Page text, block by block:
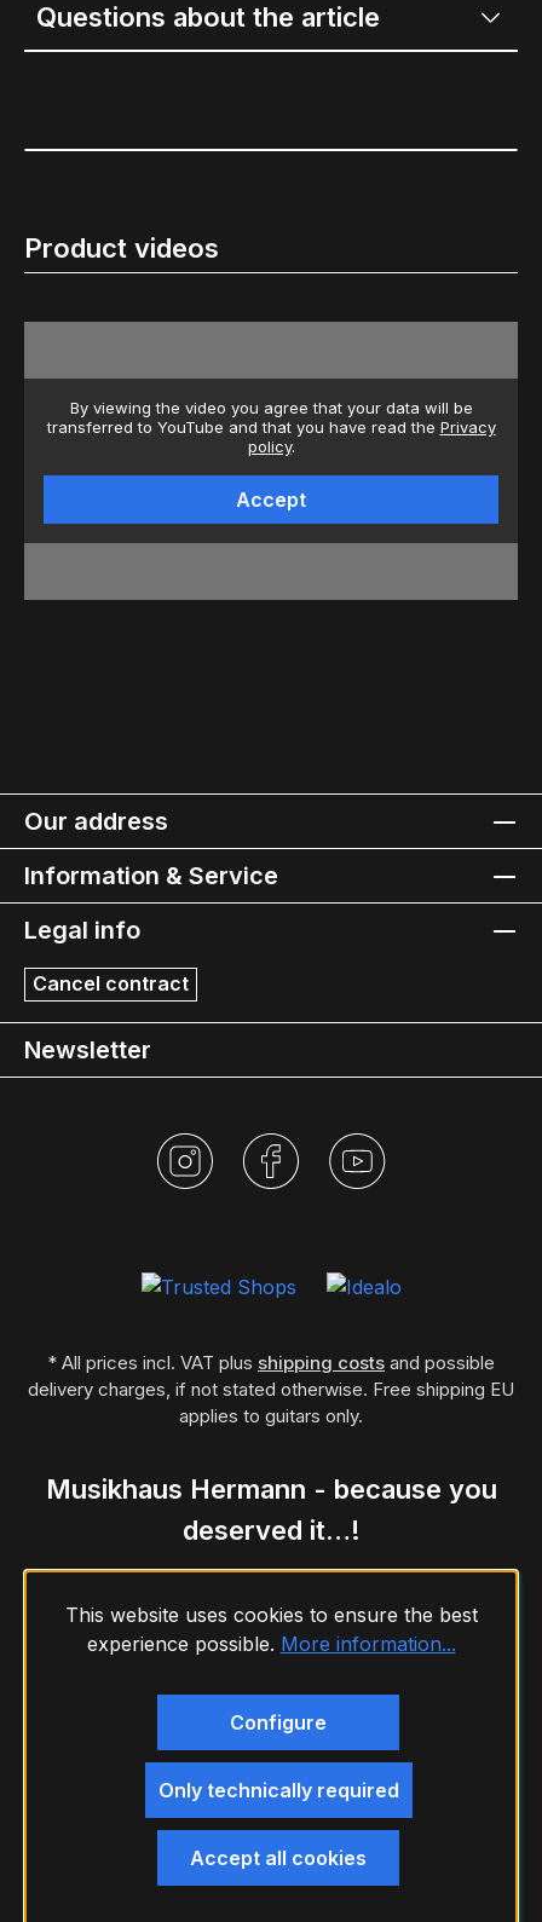
Questions about the article
Product videos
By viewing the video you agree that your data will be
transferred to YouTube and that you have read the Privacy
policy.
Accept
Our address
Information & Service
Legal info
Cancel contract
Newsletter
* All prices incl. VAT plus shipping costs and possible
delivery charges, if not stated otherwise. Free shipping EU
applies to guitars only.
Musikhaus Hermann - because you
deserved it…!
This website uses cookies to ensure the best
experience possible. More information...
Only technically required
Configure
Accept all cookies